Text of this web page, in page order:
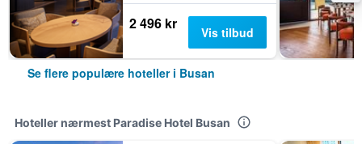
2 496 kr Vis tilbud
Se flere populære hoteller i Busan
Hoteller nærmest Paradise Hotel Busan